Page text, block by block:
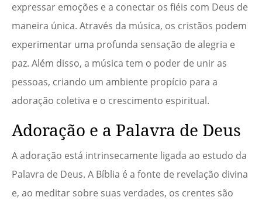
expressar emoções e a conectar os fiéis com Deus de
maneira única. Através da música, os cristãos podem
experimentar uma profunda sensação de alegria e
paz. Além disso, a música tem o poder de unir as
pessoas, criando um ambiente propício para a
adoração coletiva e o crescimento espiritual.
Adoração e a Palavra de Deus
A adoração está intrinsecamente ligada ao estudo da
Palavra de Deus. A Bíblia é a fonte de revelação divina
e, ao meditar sobre suas verdades, os crentes são